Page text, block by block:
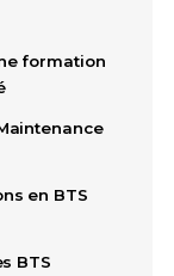
formation
en BTS
BTS